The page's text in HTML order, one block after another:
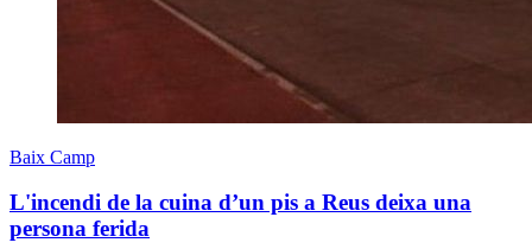
Baix Camp
L'incendi de la cuina d’un pis a Reus deixa una
persona ferida